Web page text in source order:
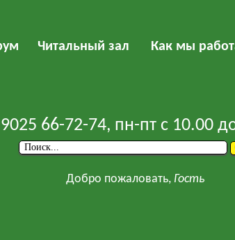
Читальный зал Как мы
66-72-74, пн-пт с 10.00
Добро пожаловать, Гость